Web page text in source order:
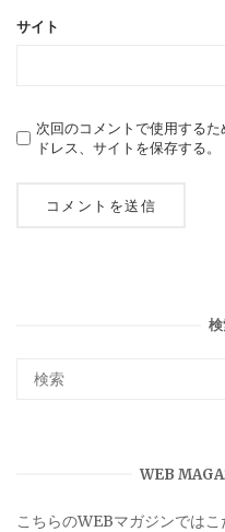
サイト
次回のコメントで使用する
ドレス、サイトを保存する。
WEB
こちらのWEBマガジンでは